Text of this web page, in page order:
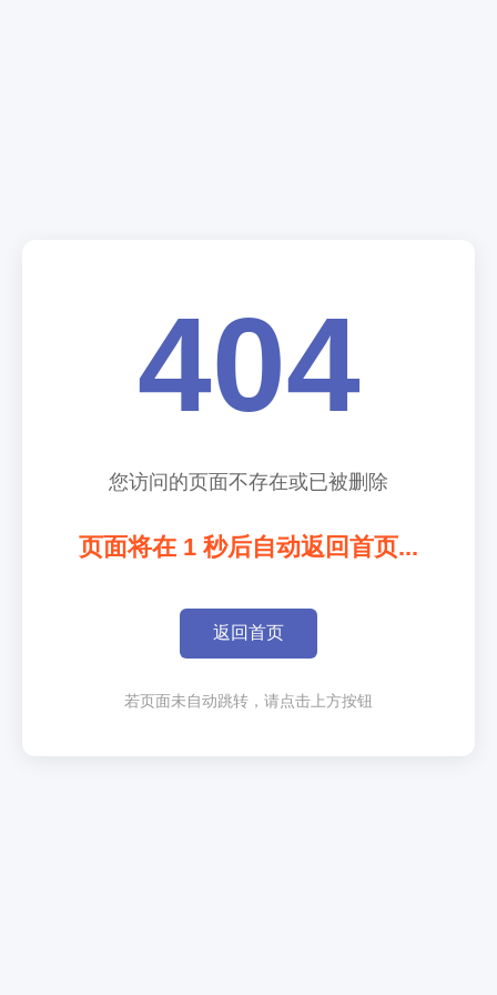
404
您访问的页面不存在或已被删除
页面将在 1 秒后自动返回首页...
返回首页
若页面未自动跳转，请点击上方按钮